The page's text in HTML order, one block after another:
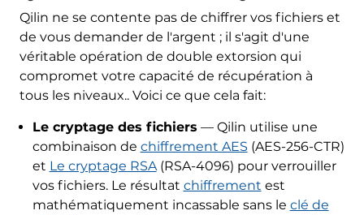
Qilin ne se contente pas de chiffrer vos fichiers et
de vous demander de l'argent ; il s'agit d'une
véritable opération de double extorsion qui
compromet votre capacité de récupération à
tous les niveaux.. Voici ce que cela fait:
Le cryptage des fichiers — Qilin utilise une
combinaison de chiffrement AES (AES-256-CTR)
et Le cryptage RSA(RSA-4096) pour verrouiller
vos fichiers. Le résultat chiffrement est
mathématiquement incassable sans le clé de